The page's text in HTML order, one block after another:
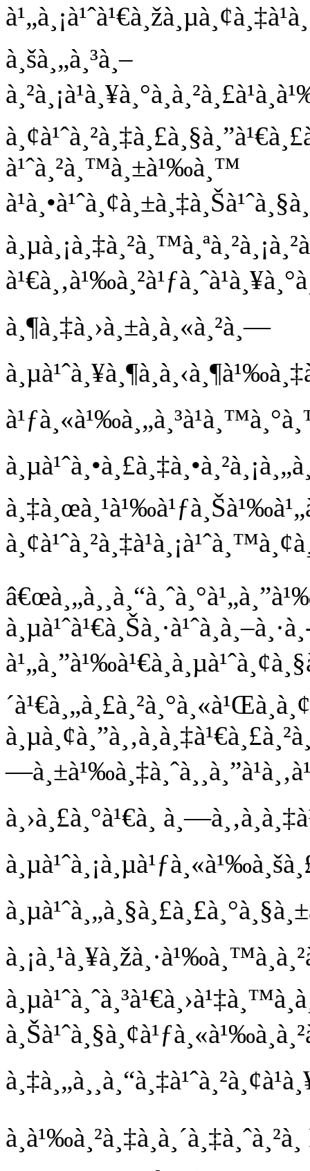
à¸šà¸„à¸³à¸–
à¹ˆà¸²à¸™à¸±à¹‰à¸™
à¸¶à¸‡à¸›à¸±à¸à¸«à¸²à¸—
à¸›à¸£à¸°à¹€à¸